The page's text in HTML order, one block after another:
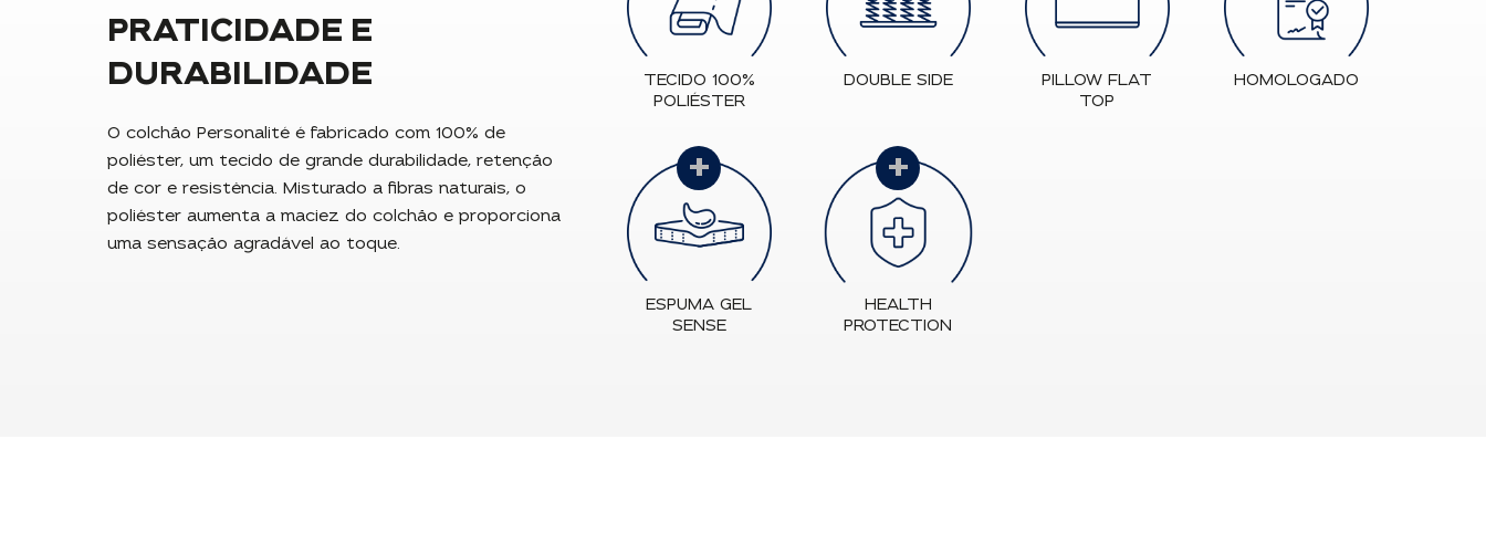
PRATICIDADE E
DURABILIDADE
O colchão Personalité é fabricado com 100% de
poliéster, um tecido de grande durabilidade, retenção
de cor e resistência. Misturado a fibras naturais, o
poliéster aumenta a maciez do colchão e proporciona
uma sensação agradável ao toque.
TECIDO 100%
POLIÉSTER
DOUBLE SIDE
PILLOW FLAT
TOP
HOMOLOGADO
+
ESPUMA GEL
SENSE
+
HEALTH
PROTECTION